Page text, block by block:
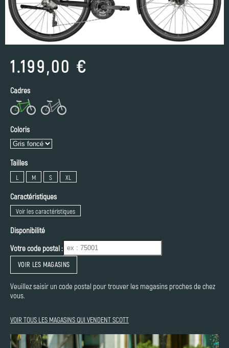
1.199,00 €
Cadres
Coloris
Tailles
L M S XL
Caractéristiques
Voir les caractéristiques
Disponibilité
Votre code postal :
VOIR LES MAGASINS
Veuillez saisir un code postal pour trouver les magasins proches de chez
vous.
VOIR TOUS LES MAGASINS QUI VENDENT SCOTT